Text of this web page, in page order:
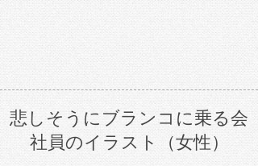
悲しそうにブランコに乗る会
社員のイラスト（女性）